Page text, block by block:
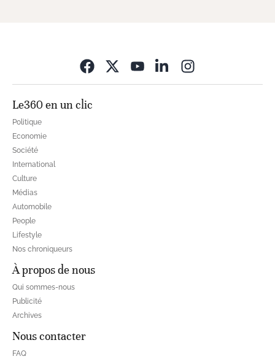
Le360 en un clic
Politique
Economie
Société
International
Culture
Médias
Automobile
People
Lifestyle
Nos chroniqueurs
À propos de nous
Qui sommes-nous
Publicité
Archives
Nous contacter
FAQ